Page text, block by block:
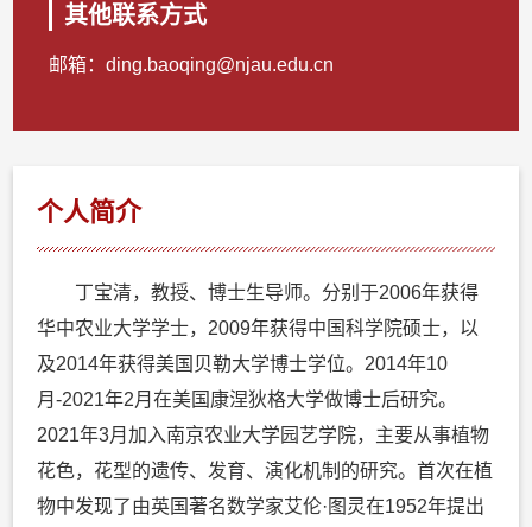
其他联系方式
邮箱：ding.baoqing@njau.edu.cn
个人简介
丁宝清，教授、博士生导师。分别于2006年获得
华中农业大学学士，2009年获得中国科学院硕士，以
及2014年获得美国贝勒大学博士学位。2014年10
月-2021年2月在美国康涅狄格大学做博士后研究。
2021年3月加入南京农业大学园艺学院，主要从事植物
花色，花型的遗传、发育、演化机制的研究。首次在植
物中发现了由英国著名数学家艾伦·图灵在1952年提出